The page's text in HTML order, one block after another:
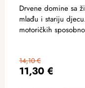
11,30 €
14,10 €
Drvene domine sa
mlađu i stariju
motoričkih